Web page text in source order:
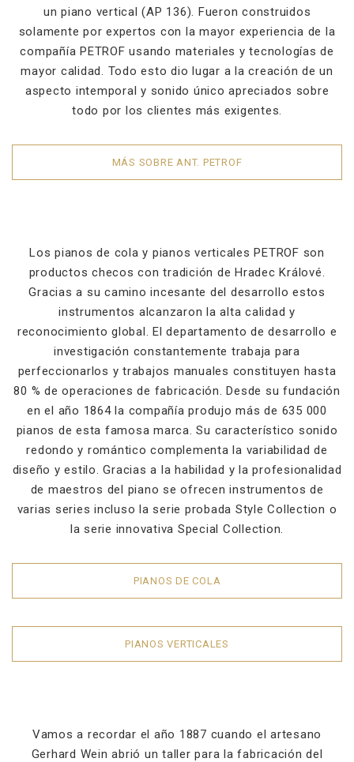
un piano vertical (AP 136). Fueron construidos
solamente por expertos con la mayor experiencia de la
compañía PETROF usando materiales y tecnologías de
mayor calidad. Todo esto dio lugar a la creación de un
aspecto intemporal y sonido único apreciados sobre
todo por los clientes más exigentes.
MÁS SOBRE ANT. PETROF
Los pianos de cola y pianos verticales PETROF son
productos checos con tradición de Hradec Králové.
Gracias a su camino incesante del desarrollo estos
instrumentos alcanzaron la alta calidad y
reconocimiento global. El departamento de desarrollo e
investigación constantemente trabaja para
perfeccionarlos y trabajos manuales constituyen hasta
80 % de operaciones de fabricación. Desde su fundación
en el año 1864 la compañía produjo más de 635 000
pianos de esta famosa marca. Su característico sonido
redondo y romántico complementa la variabilidad de
diseño y estilo. Gracias a la habilidad y la profesionalidad
de maestros del piano se ofrecen instrumentos de
varias series incluso la serie probada Style Collection o
la serie innovativa Special Collection.
PIANOS DE COLA
PIANOS VERTICALES
Vamos a recordar el año 1887 cuando el artesano
Gerhard Wein abrió un taller para la fabricación del